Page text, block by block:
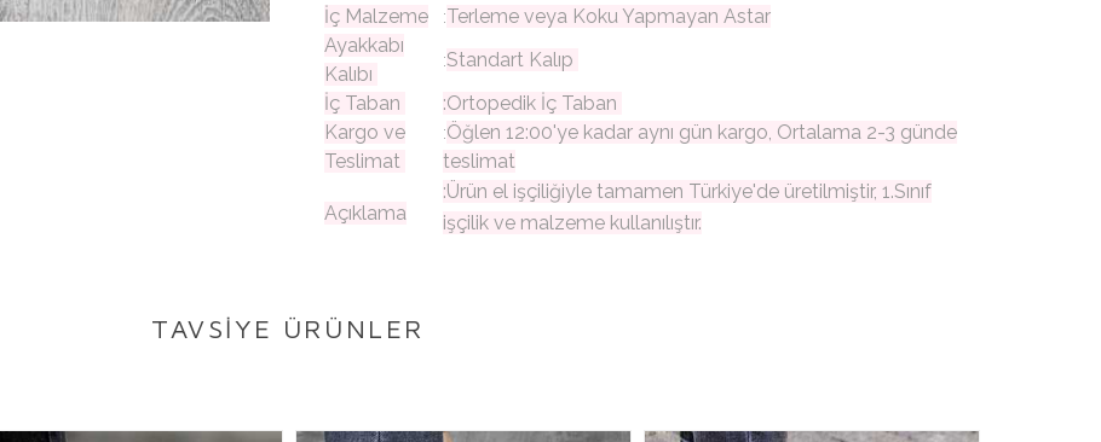
İç Malzeme
:Terleme veya Koku Yapmayan Astar
Ayakkabı
Kalıbı
:Standart Kalıp
İç Taban
:Ortopedik İç Taban
Kargo ve
Teslimat
:Öğlen 12:00'ye kadar aynı gün kargo, Ortalama 2-3 günde
teslimat
Açıklama
:Ürün el işçiliğiyle tamamen Türkiye'de üretilmiştir, 1.Sınıf
işçilik ve malzeme kullanılıştır.
TAVSİYE ÜRÜNLER